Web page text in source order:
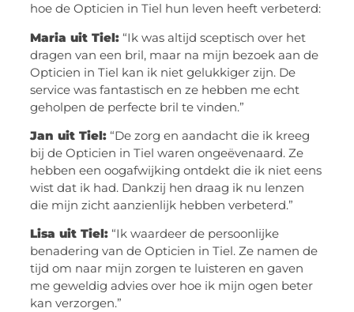
hoe de Opticien in Tiel hun leven heeft verbeterd:
Maria uit Tiel: “Ik was altijd sceptisch over het
dragen van een bril, maar na mijn bezoek aan de
Opticien in Tiel kan ik niet gelukkiger zijn. De
service was fantastisch en ze hebben me echt
geholpen de perfecte bril te vinden.”
Jan uit Tiel: “De zorg en aandacht die ik kreeg
bij de Opticien in Tiel waren ongeëvenaard. Ze
hebben een oogafwijking ontdekt die ik niet eens
wist dat ik had. Dankzij hen draag ik nu lenzen
die mijn zicht aanzienlijk hebben verbeterd.”
Lisa uit Tiel: “Ik waardeer de persoonlijke
benadering van de Opticien in Tiel. Ze namen de
tijd om naar mijn zorgen te luisteren en gaven
me geweldig advies over hoe ik mijn ogen beter
kan verzorgen.”